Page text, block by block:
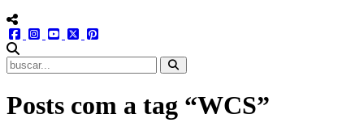
menu redes social
facebookinstagram
youtube
twitter
Posts com a tag “WCS”